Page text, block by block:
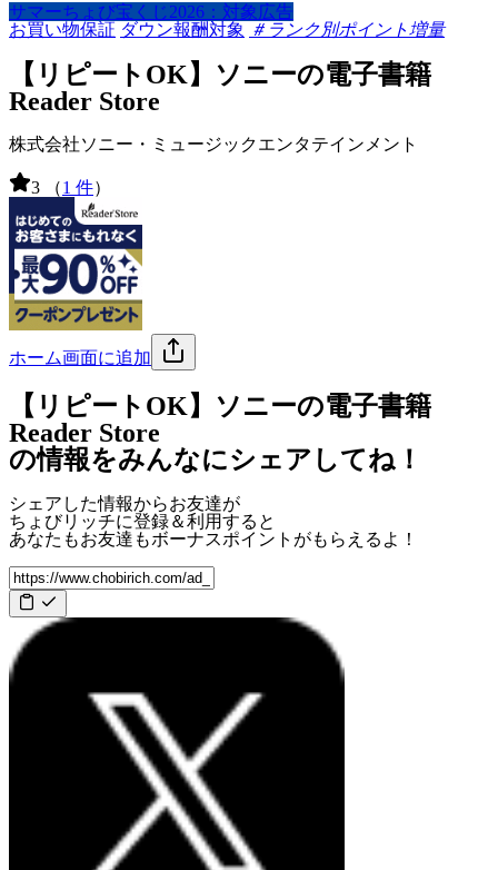
サマーちょび宝くじ2026：対象広告
お買い物保証 ダウン報酬対象 ＃ランク別ポイント増量
【リピートOK】ソニーの電子書籍
Reader Store
株式会社ソニー・ミュージックエンタテインメント
3 （1 件）
ホーム画面に追加
【リピートOK】ソニーの電子書籍
Reader Store
の情報をみんなにシェアしてね！
シェアした情報からお友達が
ちょびリッチに登録＆利用すると
あなたもお友達もボーナスポイント がもらえるよ！